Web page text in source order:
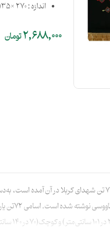
اندازه : 270 ×135
2,688,000تومان
کتیبۀ طرح «اصحاب الحسین» که اسامی مبارک 72